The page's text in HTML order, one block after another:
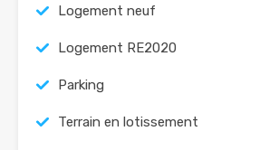
Logement neuf
Logement RE2020
Parking
Terrain en lotissement